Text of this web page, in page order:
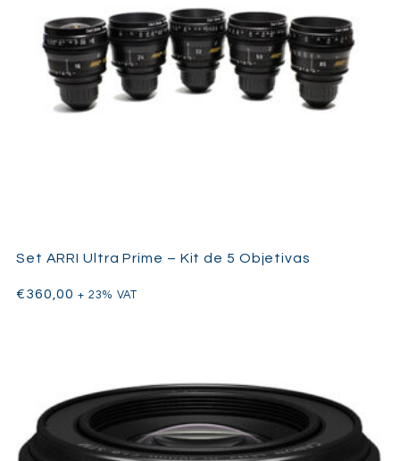
Set ARRI Ultra Prime – Kit de 5 Objetivas
€360,00 + 23% VAT